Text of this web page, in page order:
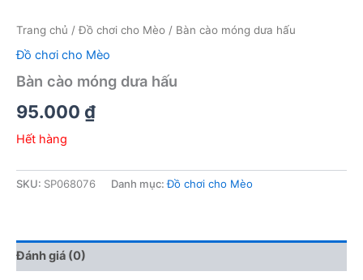
Trang chủ / Đồ chơi cho Mèo / Bàn cào móng dưa hấu
Đồ chơi cho Mèo
Bàn cào móng dưa hấu
95.000 ₫
Hết hàng
SKU: SP068076 Danh mục:Đồ chơi cho Mèo
Đánh giá (0)